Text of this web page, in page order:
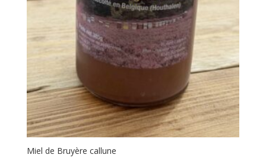
Miel de Bruyère callune